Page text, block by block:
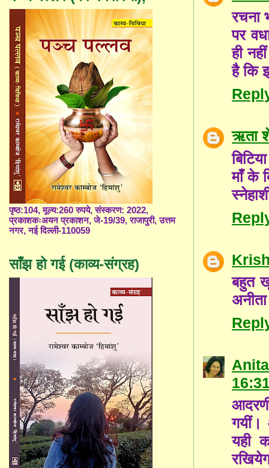
रचना
पर
ही
है कि
ऋता
माँ के
बहुत
गयीं।
यही
पृष्ठ:104, मूल्य:260 रुपये, संस्करण: 2022,
प्रकाशकःअयन प्रकाशन, जे-19/39, राजापुरी, उत्तम
नगर, नई दिल्ली-110059
साँझ हो गई (काव्य-संग्रह)